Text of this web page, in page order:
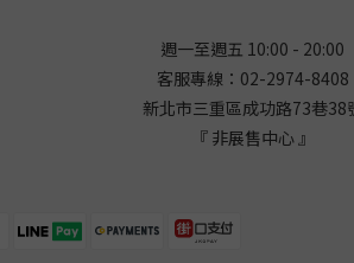
週一至週五 10:00 - 20:00
客服專線：02-2974-8408
新北市三重區成功路73巷38
『 非展售中心 』